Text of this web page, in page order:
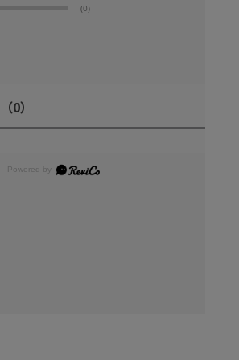
(0)
（0）